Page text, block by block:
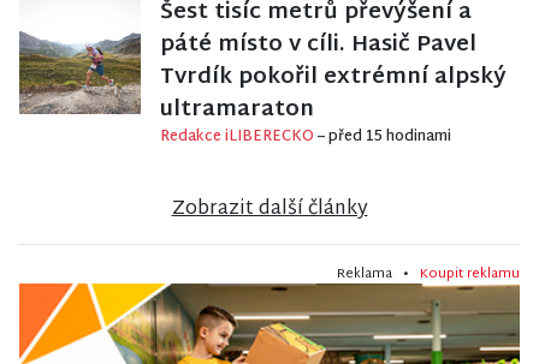
Šest tisíc metrů převýšení a
páté místo v cíli. Hasič Pavel
Tvrdík pokořil extrémní alpský
ultramaraton
Redakce iLIBERECKO– před 15 hodinami
Zobrazit další články
Reklama • Koupit reklamu